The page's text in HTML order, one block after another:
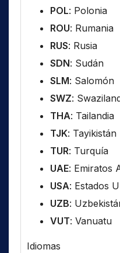
POL: Polonia
ROU: Rumania
RUS: Rusia
SDN: Sudán
SLM: Salomón
SWZ:
THA: Tailandia
TJK: Tayikistán
TUR: Turquía
UAE: Emiratos
USA: Estados
UZB:
VUT: Vanuatu
Idiomas